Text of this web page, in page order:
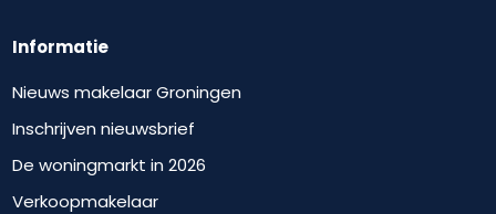
Informatie
Nieuws makelaar Groningen
Inschrijven nieuwsbrief
De woningmarkt in 2026
Verkoopmakelaar